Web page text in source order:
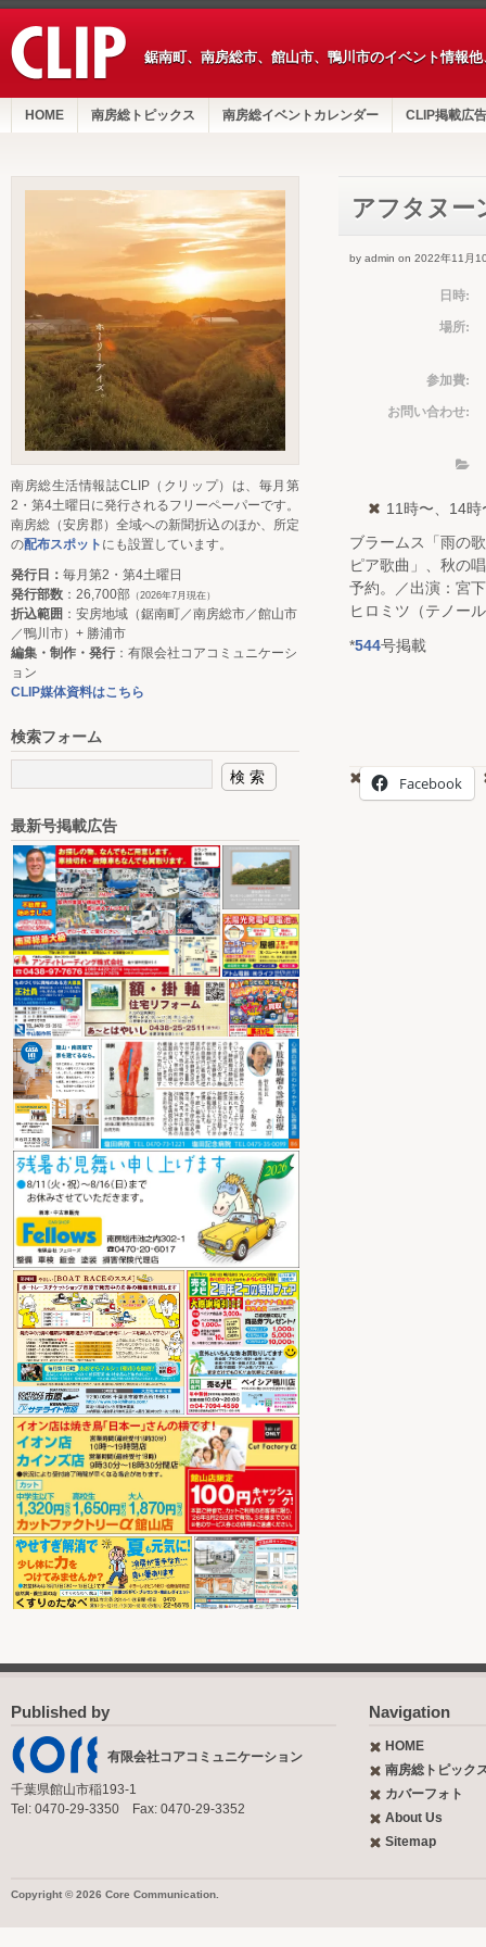
鋸南町、南房総市、館山市、鴨川市のイベント情報
HOME 南房総トピックス 南房総イベントカレンダー CLIP掲載広告
アフタヌー
by admin on 2022年11月
日時:
場所:
参加費:
お問い合わせ:
11時〜、14時
ブラームス「雨の
ピア歌曲」、秋の
予約。／出演：宮
ヒロミツ（テノー
*544号掲載
Facebook
南房総生活情報誌CLIP（クリップ）は、毎月第
2・第4土曜日に発行されるフリーペーパーです。
南房総（安房郡）全域への新聞折込のほか、所定
の配布スポット にも設置しています。
発行日： 毎月第2・第4土曜日
発行部数 ：26,700部 （2026年7月現在）
折込範囲 ：安房地域（鋸南町／南房総市／館山市
／鴨川市）+ 勝浦市
編集・制作・発行：有限会社コアコミュニケーシ
ョン
CLIP媒体資料はこちら
検索フォーム
最新号掲載広告
Published by
有限会社コアコミュニケーション
千葉県館山市稲193-1
Tel: 0470-29-3350 Fax: 0470-29-3352
Navigation
HOME
南房総トピック
カバーフォト
About Us
Sitemap
Copyright © 2026 Core Communication.